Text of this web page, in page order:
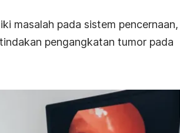
masalah pada sistem pencernaan,
pengangkatan tumor pada